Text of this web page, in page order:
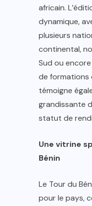
africain.
dynamique,
plusieurs
continental,
Sud ou
de formations
témoigne
grandissante
statut de
Une vitrine
Bénin
Le Tour du
pour le pays,